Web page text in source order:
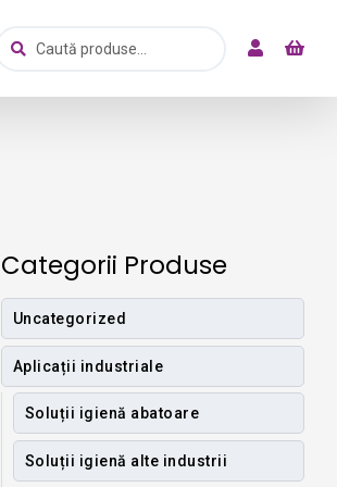
după:
Caută
Categorii Produse
Uncategorized
Aplicații industriale
Soluții igienă abatoare
Soluții igienă alte industrii